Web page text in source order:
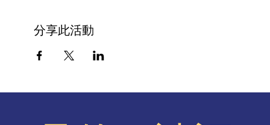
分享此活動